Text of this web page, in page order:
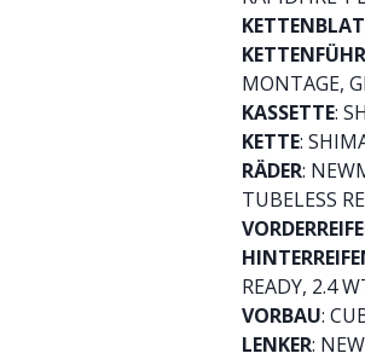
MONTAGE,
KASSETTE:
KETTE:
RÄDER:
TUBELESS
READY, 2.4
VORBAU:
LENKER: